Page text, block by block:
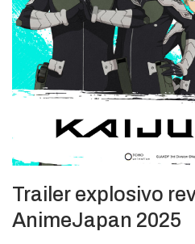
Trailer explosivo
AnimeJapan 2025